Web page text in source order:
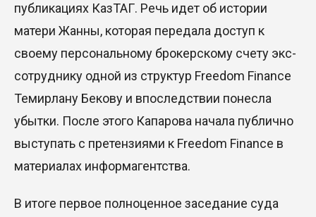
публикациях КазТАГ. Речь идет об истории
матери Жанны, которая передала доступ к
своему персональному брокерскому счету экс-
сотруднику одной из структур Freedom Finance
Темирлану Бекову и впоследствии понесла
убытки. После этого Капарова начала публично
выступать с претензиями к Freedom Finance в
материалах информагентства.
В итоге первое полноценное заседание суда